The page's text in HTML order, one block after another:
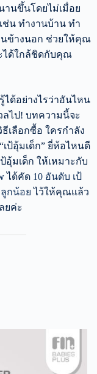
นขึ้นโดยไม่เมื่อย
น ทำงานบ้าน ทำ
นข้างนอก ช่วยให้คุณ
ได้ใกล้ชิดกับคุณ
ได้อย่างไรว่าอันไหน
ไป! บทความนี้จะ
เลือกซื้อ ใครกำลัง
เป้อุ้มเด็ก” ยี่ห้อไหนดี
อุ้มเด็ก ให้เหมาะกับ
ได้คัด 10 อันดับ เป้
ลูกน้อยไว้ให้คุณแล้ว
ยค่ะ